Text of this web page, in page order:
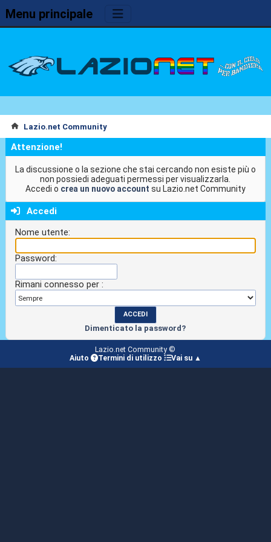
Menu principale
Lazio.net Community
Attenzione!
La discussione o la sezione che stai cercando non esiste più o
non possiedi adeguati permessi per visualizzarla.
Accedi o crea un nuovo account su Lazio.net Community
Accedi
Nome utente:
Password:
Rimani connesso per :
Dimenticato la password?
Lazio.net Community ©
Aiuto
Termini di utilizzo Vai su ▲